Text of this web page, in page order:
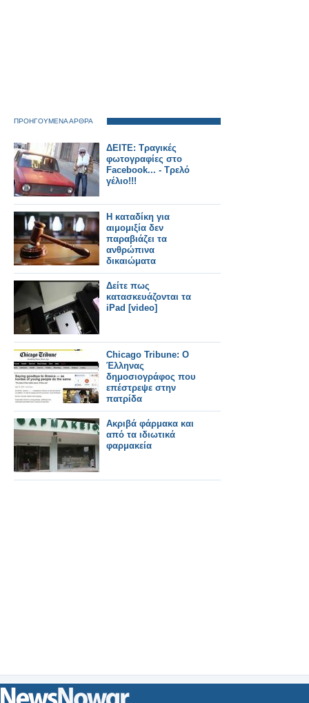
ΠΡΟΗΓΟΥΜΕΝΑ ΑΡΘΡΑ
ΔΕITE: Τραγικές
φωτογραφίες στο
Facebook... - Τρελό
γέλιο!!!
Η καταδίκη για
αιμομιξία δεν
παραβιάζει τα
ανθρώπινα
δικαιώματα
Δείτε πως
κατασκευάζονται τα
iPad [video]
Chicago Tribune: Ο
Έλληνας
δημοσιογράφος που
επέστρεψε στην
πατρίδα
Ακριβά φάρμακα και
από τα ιδιωτικά
φαρμακεία